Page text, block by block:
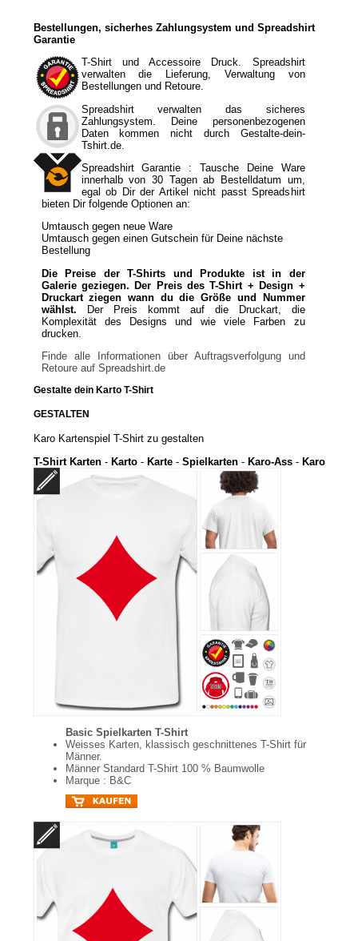
Bestellungen, sicherhes Zahlungsystem und Spreadshirt
Garantie
T-Shirt und Accessoire Druck. Spreadshirt
verwalten die Lieferung, Verwaltung von
Bestellungen und Retoure.
Spreadshirt verwalten das sicheres
Zahlungsystem. Deine personenbezogenen
Daten kommen nicht durch Gestalte-dein-
Tshirt.de.
Spreadshirt Garantie : Tausche Deine Ware
innerhalb von 30 Tagen ab Bestelldatum um,
egal ob Dir der Artikel nicht passt Spreadshirt
bieten Dir folgende Optionen an:
Umtausch gegen neue Ware
Umtausch gegen einen Gutschein für Deine nächste
Bestellung
Die Preise der T-Shirts und Produkte ist in der
Galerie geziegen. Der Preis des T-Shirt + Design +
Druckart ziegen wann du die Größe und Nummer
wählst. Der Preis kommt auf die Druckart, die
Komplexität des Designs und wie viele Farben zu
drucken.
Finde alle Informationen über Auftragsverfolgung und
Retoure auf Spreadshirt.de
Gestalte dein Karto T-Shirt
GESTALTEN
Karo Kartenspiel T-Shirt zu gestalten
T-Shirt Karten- Karto- Karte- Spielkarten- Karo-Ass- Karo
Basic Spielkarten T-Shirt
Weisses Karten, klassisch geschnittenes T-Shirt für
Männer.
Männer Standard T-Shirt 100 % Baumwolle
Marque : B&C